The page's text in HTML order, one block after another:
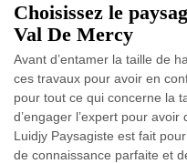
Choisissez le
Val De Mercy
Avant d’entamer la taille de
ces travaux pour avoir en
pour tout ce qui concerne la
d’engager l’expert pour
Luidjy Paysagiste est fait
de connaissance parfaite et